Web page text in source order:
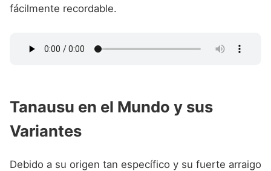
fácilmente recordable.
Tanausu en el Mundo y sus
Variantes
Debido a su origen tan específico y su fuerte arraigo